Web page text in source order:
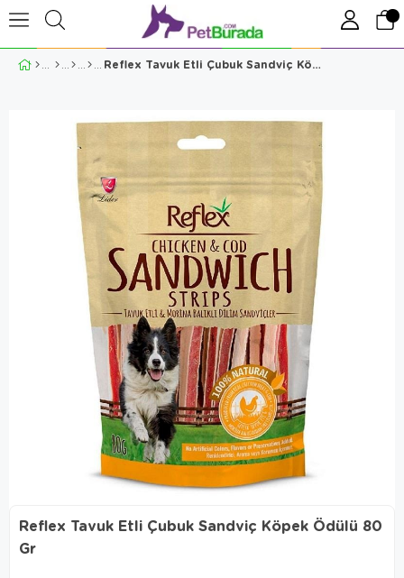
Reflex Tavuk Etli Çubuk Sandviç Köpek Ödülü 80 Gr
Reflex Tavuk Etli Çubuk Sandviç Köpek Ödülü 80
Gr